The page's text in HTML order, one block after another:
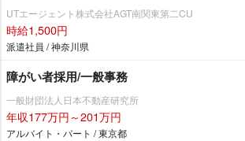
UTエージェント株式会社AGT南関東第二CU
時給1,500円
派遣社員 / 神奈川県
障がい者採用/一般事務
一般財団法人日本不動産研究所
年収177万円～201万円
アルバイト・パート / 東京都